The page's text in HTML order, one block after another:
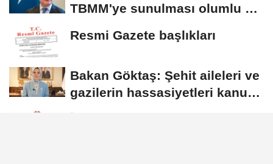
TBMM'ye sunulması olumlu bir
Resmi Gazete başlıkları
Bakan Göktaş: Şehit aileleri ve
gazilerin hassasiyetleri kanun
teklifinde...